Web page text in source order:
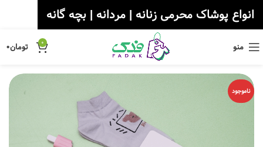
منو 0 تومان۰
ناموجود
انواع پوشاک محرمی زنانه | مردانه | بچه گانه